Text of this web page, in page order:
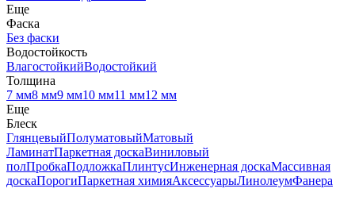
Еще
Фаска
Без фаски
Водостойкость
ВлагостойкийВодостойкий
Толщина
7 мм8 мм9 мм10 мм11 мм12 мм
Еще
Блеск
ГлянцевыйПолуматовыйМатовый
ЛаминатПаркетная доскаВиниловый
полПробкаПодложкаПлинтусИнженерная доскаМассивная
доскаПорогиПаркетная химияАксессуарыЛинолеумФанера